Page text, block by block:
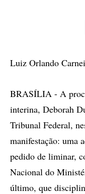
Luiz Orlando
BRASÍLIA - A
interina, Deborah
Tribunal Federal,
manifestação: uma
pedido de liminar,
Nacional do
último, que